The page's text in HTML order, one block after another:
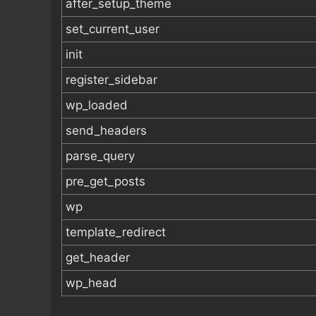
after_setup_theme
set_current_user
init
register_sidebar
wp_loaded
send_headers
parse_query
pre_get_posts
wp
template_redirect
get_header
wp_head